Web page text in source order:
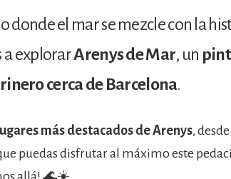
donde el mar se mezcle con la
a explorarArenys de Mar, un
cerca de Barcelona.
lugares más destacados de Arenys,
puedas disfrutar al máximo este
allá! 🌊☀️